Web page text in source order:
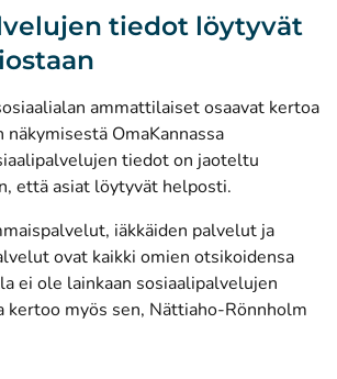
tiedot löytyvät
ammattilaiset osaavat kertoa
OmaKannassa
tiedot on jaoteltu
että asiat löytyvät helposti.
iäkkäiden palvelut ja
ovat kaikki omien otsikoidensa
ei ole lainkaan sosiaalipalvelujen
kertoo myös sen, Nättiaho-Rönnholm